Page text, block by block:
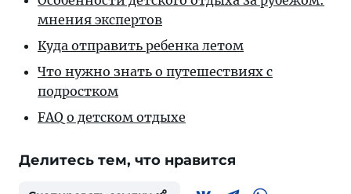
мнения экспертов
Куда отправить ребенка летом
Что нужно знать о путешествиях с
подростком
FAQ о детском отдыхе
Делитесь тем, что нравится